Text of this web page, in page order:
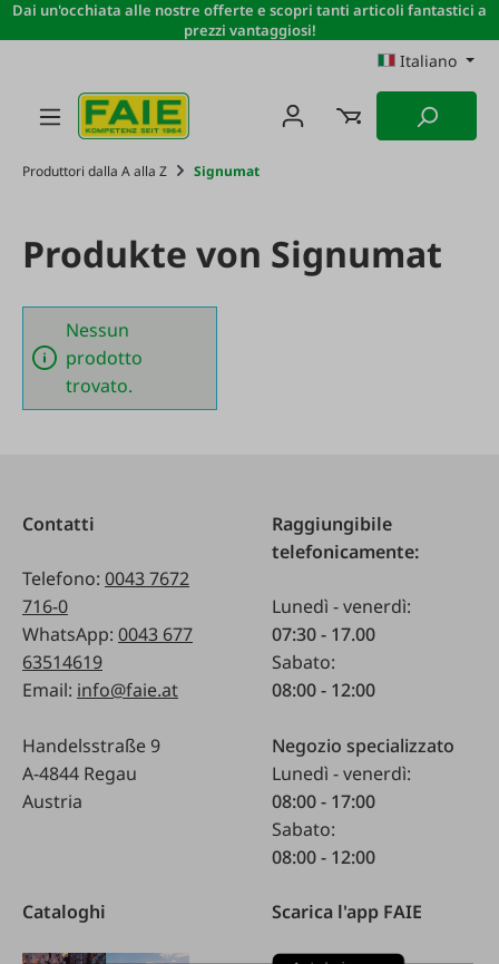
Passa al contenuto principale
Dai un'occhiata alle nostre offerte e scopri tanti articoli fantastici a
prezzi vantaggiosi!
Italiano
Produttori dalla A alla Z Signumat
Produkte von Signumat
Nessun
prodotto
trovato.
Contatti
Telefono: 0043 7672
716-0
WhatsApp: 0043 677
63514619
Email: info@faie.at
Handelsstraße 9
A-4844 Regau
Austria
Raggiungibile
telefonicamente:
Lunedì - venerdì:
07:30 - 17.00
Sabato:
08:00 - 12:00
Negozio specializzato
Lunedì - venerdì:
08:00 - 17:00
Sabato:
08:00 - 12:00
Cataloghi Scarica l'app FAIE